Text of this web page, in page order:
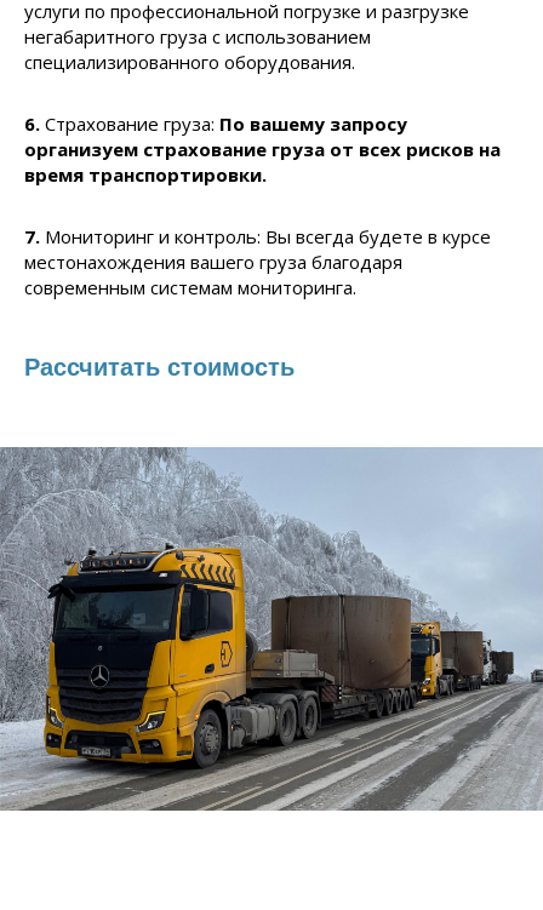
услуги по профессиональной погрузке и разгрузке
негабаритного груза с использованием
специализированного оборудования.
6. Страхование груза: По вашему запросу
организуем страхование груза от всех рисков на
время транспортировки.
7. Мониторинг и контроль: Вы всегда будете в курсе
местонахождения вашего груза благодаря
современным системам мониторинга.
Рассчитать стоимость